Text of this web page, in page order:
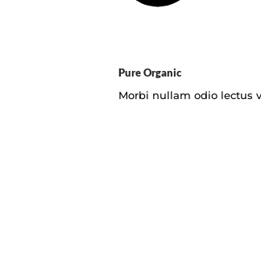
Pure Organic
Morbi nullam odio lectus